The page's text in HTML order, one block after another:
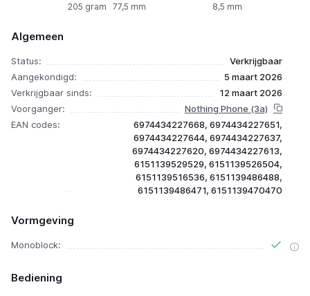
205 gram
77,5 mm
8,5 mm
Algemeen
Status:
Verkrijgbaar
Aangekondigd:
5 maart 2026
Verkrijgbaar sinds:
12 maart 2026
Voorganger:
Nothing Phone (3a)
EAN codes:
6974434227668, 6974434227651,
6974434227644, 6974434227637,
6974434227620, 6974434227613,
6151139529529, 6151139526504,
6151139516536, 6151139486488,
6151139486471, 6151139470470
Vormgeving
Monoblock:
Bediening